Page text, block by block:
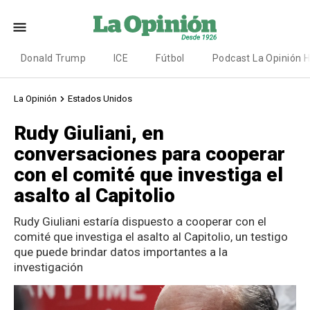
Donald Trump ICE Fútbol Podcast La Opinión
La Opinión Estados Unidos
Rudy Giuliani, en
conversaciones para cooperar
con el comité que investiga el
asalto al Capitolio
Rudy Giuliani estaría dispuesto a cooperar con el
comité que investiga el asalto al Capitolio, un testigo
que puede brindar datos importantes a la
investigación